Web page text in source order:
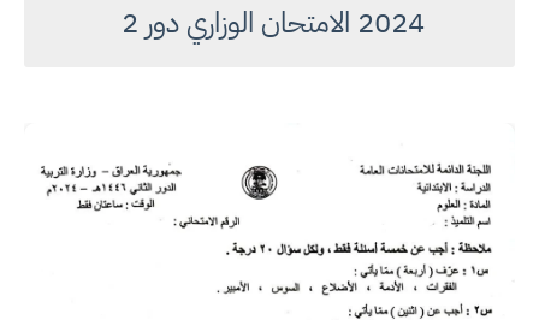
2024 الامتحان الوزاري دور 2